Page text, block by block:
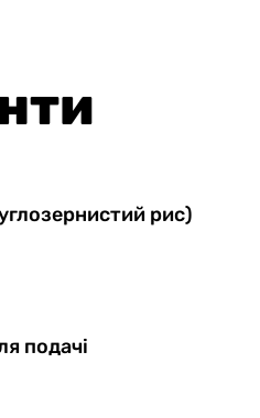
рис)
подачі